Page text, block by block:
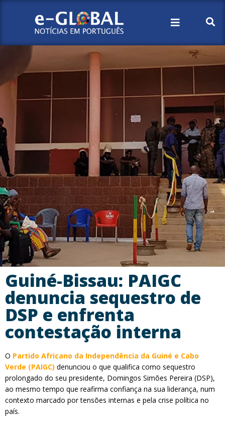
Guiné-Bissau: PAIGC
denuncia sequestro de
DSP e enfrenta
contestação interna
O Partido Africano da Independência da Guiné e Cabo
Verde (PAIGC) denunciou o que qualifica como sequestro
prolongado do seu presidente, Domingos Simões Pereira (DSP),
ao mesmo tempo que reafirma confiança na sua liderança, num
contexto marcado por tensões internas e pela crise política no
país.